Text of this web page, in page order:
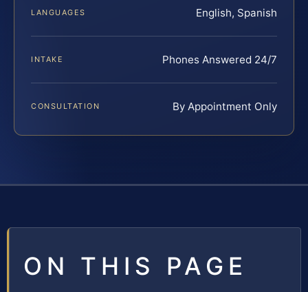
LANGUAGES English, Spanish
INTAKE Phones Answered 24/7
CONSULTATION By Appointment Only
ON THIS PAGE